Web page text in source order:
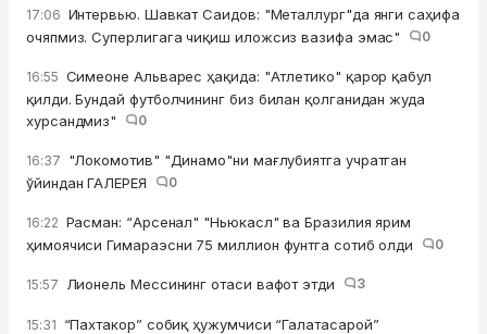
17:06 Интервью. Шавкат Саидов: "Металлург"да янги саҳифа
очяпмиз. Суперлигага чиқиш иложсиз вазифа эмас"
0
16:55 Симеоне Альварес ҳақида: "Атлетико" қарор қабул
қилди. Бундай футболчининг биз билан қолганидан жуда
хурсандмиз"
0
16:37 "Локомотив" "Динамо"ни мағлубиятга учратган
ўйиндан ГАЛЕРЕЯ
0
16:22 Расман: “Арсенал" "Ньюкасл" ва Бразилия ярим
ҳимоячиси Гимараэсни 75 миллион фунтга сотиб олди
0
15:57 Лионель Мессининг отаси вафот этди 3
15:31 “Пахтакор” собиқ ҳужумчиси “Галатасарой”